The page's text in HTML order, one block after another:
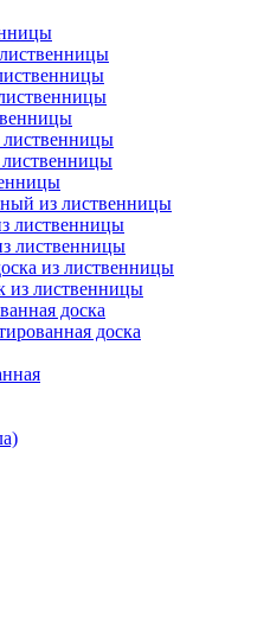
лиственницы
лиственницы
из лиственницы
лиственницы
лиственницы
из лиственницы
из лиственницы
доска
доска